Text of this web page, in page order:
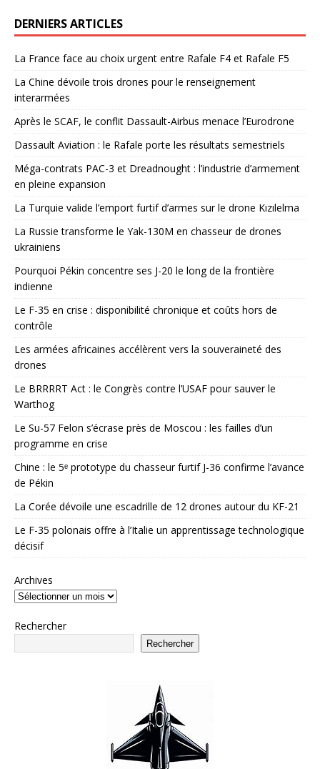
DERNIERS ARTICLES
La France face au choix urgent entre Rafale F4 et Rafale F5
La Chine dévoile trois drones pour le renseignement
interarmées
Après le SCAF, le conflit Dassault-Airbus menace l’Eurodrone
Dassault Aviation : le Rafale porte les résultats semestriels
Méga-contrats PAC-3 et Dreadnought : l’industrie d’armement
en pleine expansion
La Turquie valide l’emport furtif d’armes sur le drone Kızılelma
La Russie transforme le Yak-130M en chasseur de drones
ukrainiens
Pourquoi Pékin concentre ses J-20 le long de la frontière
indienne
Le F-35 en crise : disponibilité chronique et coûts hors de
contrôle
Les armées africaines accélèrent vers la souveraineté des
drones
Le BRRRRT Act : le Congrès contre l’USAF pour sauver le
Warthog
Le Su-57 Felon s’écrase près de Moscou : les failles d’un
programme en crise
Chine : le 5ᵉ prototype du chasseur furtif J-36 confirme l’avance
de Pékin
La Corée dévoile une escadrille de 12 drones autour du KF-21
Le F-35 polonais offre à l’Italie un apprentissage technologique
décisif
Archives
Rechercher
Rechercher